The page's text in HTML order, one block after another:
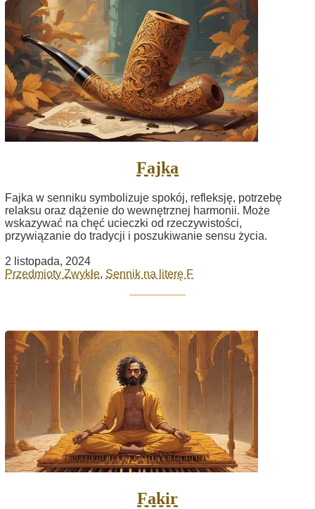
Fajka
Fajka w senniku symbolizuje spokój, refleksję, potrzebę
relaksu oraz dążenie do wewnętrznej harmonii. Może
wskazywać na chęć ucieczki od rzeczywistości,
przywiązanie do tradycji i poszukiwanie sensu życia.
2 listopada, 2024
Przedmioty Zwykłe, Sennik na literę F
Fakir